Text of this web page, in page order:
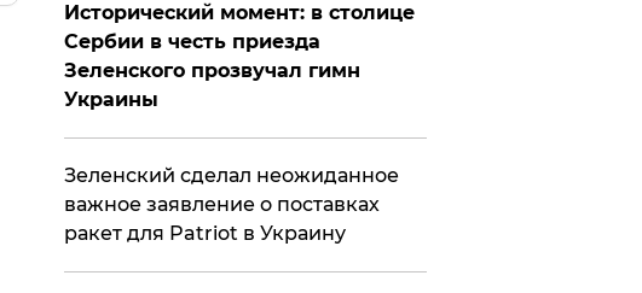
Исторический момент: в столице
Сербии в честь приезда
Зеленского прозвучал гимн
Украины
Зеленский сделал неожиданное
важное заявление о поставках
ракет для Patriot в Украину